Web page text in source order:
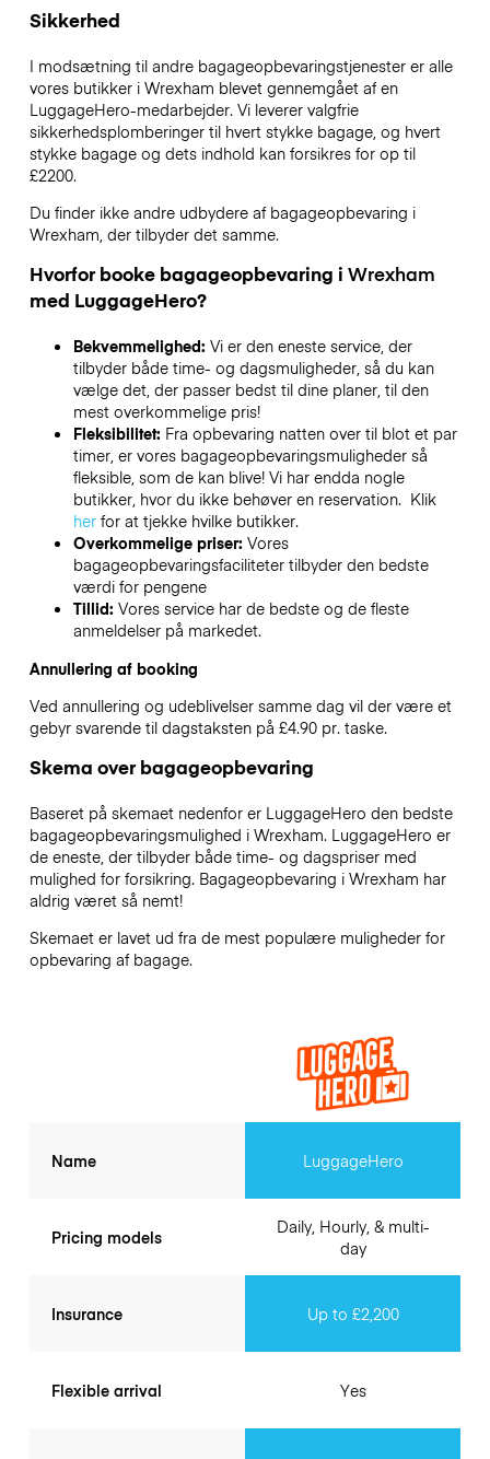
Sikkerhed
I modsætning til andre bagageopbevaringstjenesterer alle
vores butikker i Wrexham blevet gennemgået af en
LuggageHero-medarbejder. Vi leverer valgfrie
sikkerhedsplomberinger til hvert stykke bagage, og hvert
stykke bagage og dets indhold kan forsikres for op til
£2200.
Du finder ikke andre udbydere af bagageopbevaring i
Wrexham, der tilbyder det samme.
Hvorfor booke bagageopbevaring i Wrexham
med LuggageHero?
Bekvemmelighed: Vi er den eneste service, der
tilbyder både time- og dagsmuligheder, så du kan
vælge det, der passer bedst til dine planer, til den
mest overkommelige pris!
Fleksibilitet: Fra opbevaring natten over til blot et par
timer, er vores bagageopbevaringsmuligheder så
fleksible, som de kan blive! Vi har endda nogle
butikker, hvor du ikke behøver en reservation. Klik
herfor at tjekke hvilke butikker.
Overkommelige priser: Vores
bagageopbevaringsfaciliteter tilbyder den bedste
værdi for pengene
Tillid: Vores service har de bedste og de fleste
anmeldelser på markedet.
Annullering af booking
Ved annullering og udeblivelser samme dag vil der være et
gebyr svarende til dagstaksten på £4.90 pr. taske.
Skema over bagageopbevaring
Baseret på skemaet nedenfor er LuggageHero den bedste
bagageopbevaringsmulighed i Wrexham. LuggageHero er
de eneste, der tilbyder både time- og dagspriser med
mulighed for forsikring. Bagageopbevaring i Wrexham har
aldrig været så nemt!
Skemaet er lavet ud fra de mest populære muligheder for
opbevaring af bagage.
Name
Pricing models
Insurance
Flexible arrival
LuggageHero
Daily, Hourly, & multi-
day
Up to £2,200
Yes